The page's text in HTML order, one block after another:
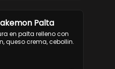
Palta
en palta relleno con
queso crema, cebollin.